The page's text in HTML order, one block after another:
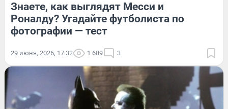
Знаете, как выглядят Месси и
Роналду? Угадайте футболиста по
фотографии — тест
29 июня, 2026, 17:32 1 689 3